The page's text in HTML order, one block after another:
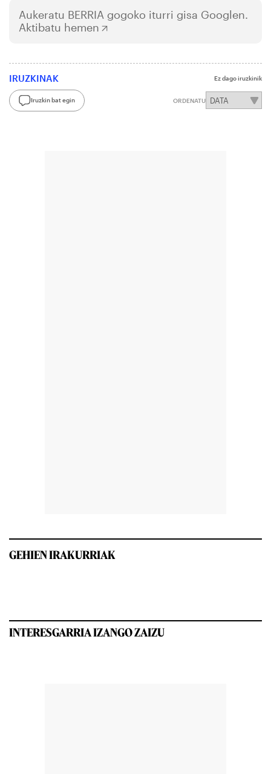
Aukeratu BERRIA gogoko iturri gisa Googlen.
Aktibatu hemen
IRUZKINAK Ez dago iruzkinik
Iruzkin bat egin ORDENATU
GEHIEN IRAKURRIAK
INTERESGARRIA IZANGO ZAIZU